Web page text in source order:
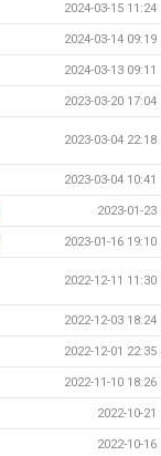
2024-03-15 11:24
2024-03-14 09:19
2024-03-13 09:11
2023-03-20 17:04
2023-03-04 22:18
2023-03-04 10:41
2023-01-23
2023-01-16 19:10
2022-12-11 11:30
2022-12-03 18:24
2022-12-01 22:35
2022-11-10 18:26
2022-10-21
2022-10-16